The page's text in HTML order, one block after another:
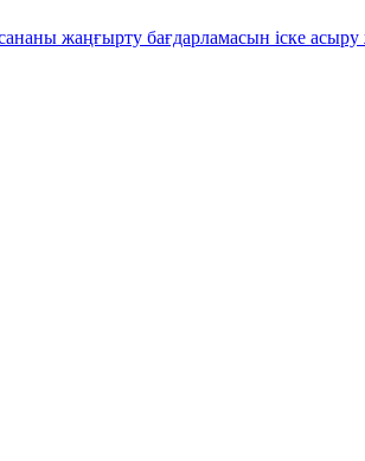
жаңғырту бағдарламасын іске асыру